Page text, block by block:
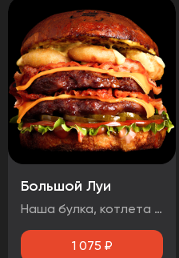
Большой Луи
Наша булка, котлета говяжья 2шт, помидор, огурец маринованный, луковые кольца, бекон, лист салата, сыр чеддер, соус барбекю, соус медово-горчичный
1 075 ₽